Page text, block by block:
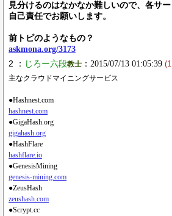
見分けるのはなかなか難しいので、各サ
自己責任でお願いします。
前トピのようなもの？
askmona.org/3173
2 ： じろー六段教士 ：2015/07/13 01:05:39
主なクラウドマイニングサービス
●Hashnest.com
hashnest.com
●GigaHash.org
gigahash.org
●HashFlare
hashflare.io
●GenesisMining
genesis-mining.com
●ZeusHash
zeushash.com
●Scrypt.cc